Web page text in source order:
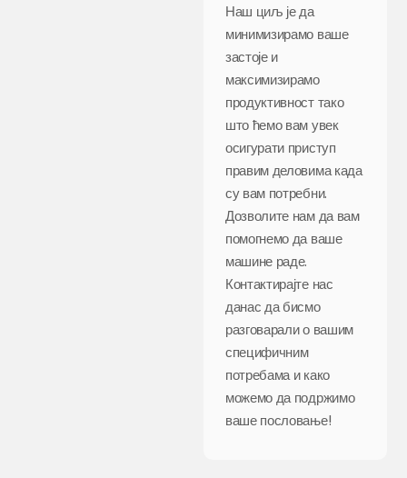
Наш циљ је да
минимизирамо ваше
застоје и
максимизирамо
продуктивност тако
што ћемо вам увек
осигурати приступ
правим деловима када
су вам потребни.
Дозволите нам да вам
помогнемо да ваше
машине раде.
Контактирајте нас
данас да бисмо
разговарали о вашим
специфичним
потребама и како
можемо да подржимо
ваше пословање!